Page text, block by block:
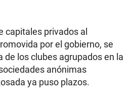
capitales privados al
por el gobierno, se
de los clubes agrupados en la
anónimas
ya puso plazos.